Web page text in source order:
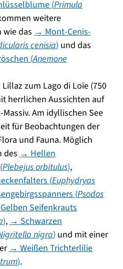
(Primula
weitere
wie das→ Mont-Cenis-
cenisia) und das
(Anemone
zum Lago di Loïe (750
herrlichen Aussichten auf
Am idyllischen See
für Beobachtungen der
und Fauna. Möglich
des→ Hellen
Plebejus orbitulus),
(Euphydryas
(Psodos
Seifenkrauts
),→ Schwarzen
nigra) und mit einer
→ Weißen Trichterlilie
).